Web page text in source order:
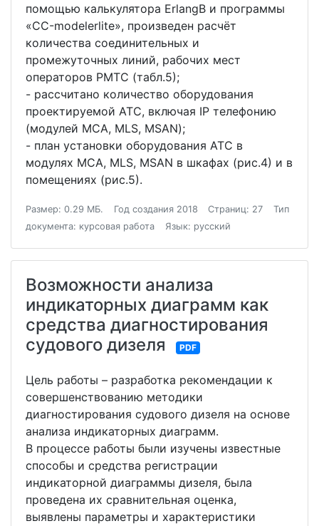
помощью калькулятора ErlangB и программы
«СС-modelerlite», произведен расчёт
количества соединительных и
промежуточных линий, рабочих мест
операторов РМТС (табл.5);
- рассчитано количество оборудования
проектируемой АТС, включая IP телефонию
(модулей МСА, МLS, MSAN);
- план установки оборудования АТС в
модулях MCA, MLS, MSAN в шкафах (рис.4) и в
помещениях (рис.5).
Размер: 0.29 МБ. Год создания 2018 Страниц: 27
Тип
документа: курсовая работа
Язык: русский
Возможности анализа
индикаторных диаграмм как
средства диагностирования
судового дизеля
PDF
Цель работы – разработка рекомендации к
совершенствованию методики
диагностирования судового дизеля на основе
анализа индикаторных диаграмм.
В процессе работы были изучены известные
способы и средства регистрации
индикаторной диаграммы дизеля, была
проведена их сравнительная оценка,
выявлены параметры и характеристики